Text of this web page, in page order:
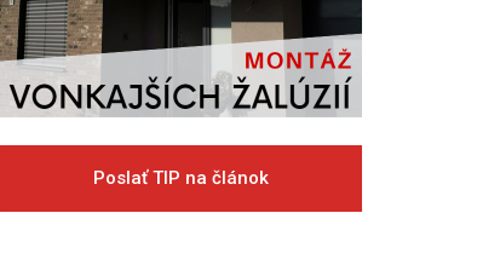
Poslať TIP na článok